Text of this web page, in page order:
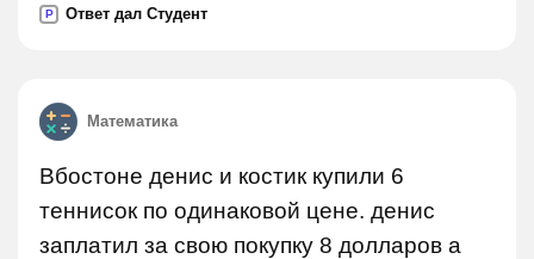
P Ответ дал Студент
Математика
Вбостоне денис и костик купили 6
теннисок по одинаковой цене. денис
заплатил за свою покупку 8 долларов а